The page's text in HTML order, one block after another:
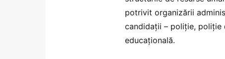
potrivit organizării
candidații – poliție,
educațională.